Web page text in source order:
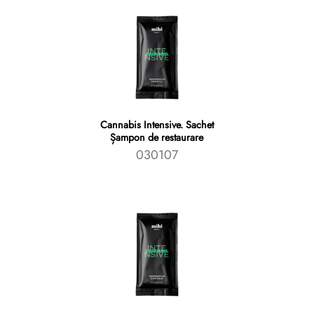
Cannabis Intensive. Sachet
Șampon de restaurare
030107